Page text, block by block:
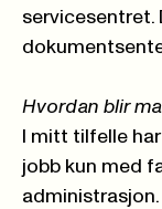
servicesentret.
Hvordan blir
I mitt tilfelle
jobb kun med